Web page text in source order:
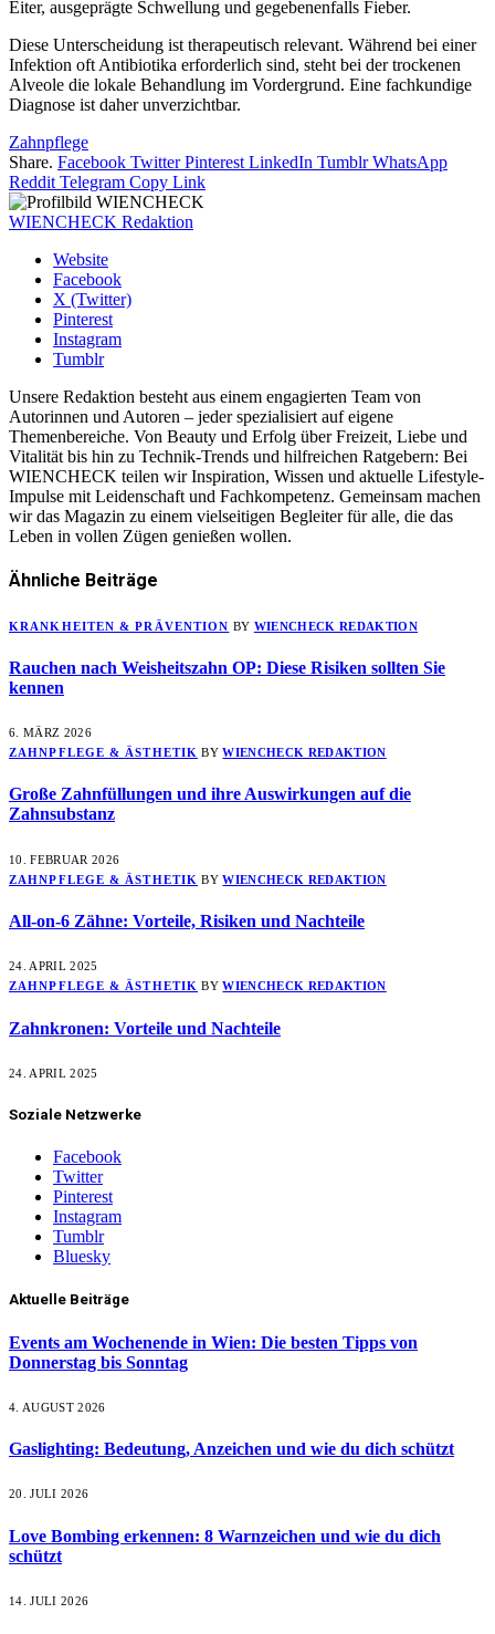
Eiter, ausgeprägte Schwellung und gegebenenfalls Fieber.
Diese Unterscheidung ist therapeutisch relevant. Während bei einer
Infektion oft Antibiotika erforderlich sind, steht bei der trockenen
Alveole die lokale Behandlung im Vordergrund. Eine fachkundige
Diagnose ist daher unverzichtbar.
Zahnpflege
Share. Facebook Twitter Pinterest LinkedIn Tumblr WhatsApp
Reddit Telegram Copy Link
WIENCHECK Redaktion
Website
Facebook
X (Twitter)
Pinterest
Instagram
Tumblr
Unsere Redaktion besteht aus einem engagierten Team von
Autorinnen und Autoren – jeder spezialisiert auf eigene
Themenbereiche. Von Beauty und Erfolg über Freizeit, Liebe und
Vitalität bis hin zu Technik-Trends und hilfreichen Ratgebern: Bei
WIENCHECK teilen wir Inspiration, Wissen und aktuelle Lifestyle-
Impulse mit Leidenschaft und Fachkompetenz. Gemeinsam machen
wir das Magazin zu einem vielseitigen Begleiter für alle, die das
Leben in vollen Zügen genießen wollen.
Ähnliche Beiträge
KRANKHEITEN & PRÄVENTION BY WIENCHECK REDAKTION
Rauchen nach Weisheitszahn OP: Diese Risiken sollten Sie
kennen
6. MÄRZ 2026
ZAHNPFLEGE & ÄSTHETIK BY WIENCHECK REDAKTION
Große Zahnfüllungen und ihre Auswirkungen auf die
Zahnsubstanz
10. FEBRUAR 2026
ZAHNPFLEGE & ÄSTHETIK BY WIENCHECK REDAKTION
All-on-6 Zähne: Vorteile, Risiken und Nachteile
24. APRIL 2025
ZAHNPFLEGE & ÄSTHETIK BY WIENCHECK REDAKTION
Zahnkronen: Vorteile und Nachteile
24. APRIL 2025
Soziale Netzwerke
Facebook
Twitter
Pinterest
Instagram
Tumblr
Bluesky
Aktuelle Beiträge
Events am Wochenende in Wien: Die besten Tipps von
Donnerstag bis Sonntag
4. AUGUST 2026
Gaslighting: Bedeutung, Anzeichen und wie du dich schützt
20. JULI 2026
Love Bombing erkennen: 8 Warnzeichen und wie du dich
schützt
14. JULI 2026